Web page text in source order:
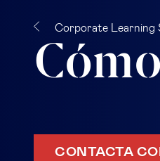
Corporate Learning
CONTACTA